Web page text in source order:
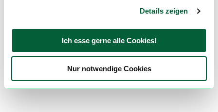
Details zeigen
Ich esse gerne alle Cookies!
Nur notwendige Cookies